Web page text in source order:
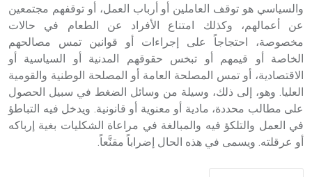
والسياسي هو توقف العاملين أو أرباب العمل، أو توقفهم مجتمعين
عن أعمالهم، وكذلك امتناع الأفراد عن الطعام في حالات
مخصوصة، احتجاجاً على إجراءات أو قوانين تمس مصالحهم
الخاصة أو قيمهم أو تبخس حقوقهم المدنية أو السياسية أو
الاقتصادية، أو تمس المصلحة العامة أو المصلحة الوطنية والقومية
العليا. وهو، إلى ذلك، وسيلة من وسائل الضغط في سبيل الحصول
على مطالب محددة، مادية أو معنوية أو قانونية. ويدخل فيه التباطؤ
في العمل والتلكؤ فيه والمبالغة في مراعاة الشكليات بغية إرباكه
أو عرقلته. ويسمى في هذه الحال إضراباً مقنَّعاً.